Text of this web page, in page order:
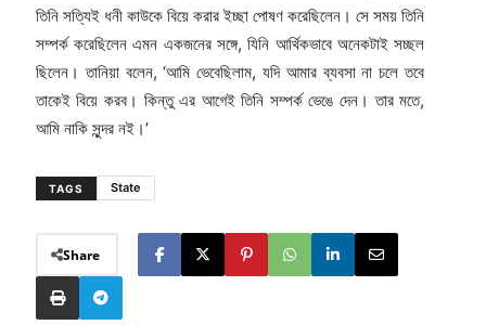
তিনি সত্যিই ধনী কাউকে বিয়ে করার ইচ্ছা পোষণ করেছিলেন। সে সময় তিনি
সম্পর্ক করেছিলেন এমন একজনের সঙ্গে, যিনি আর্থিকভাবে অনেকটাই সচ্ছল
ছিলেন। তানিয়া বলেন, ‘আমি ভেবেছিলাম, যদি আমার ব্যবসা না চলে তবে
তাকেই বিয়ে করব। কিন্তু এর আগেই তিনি সম্পর্ক ভেঙে দেন। তার মতে,
আমি নাকি সুন্দর নই।’
TAGS State
Share